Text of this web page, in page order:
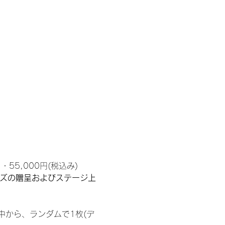
・55,000円(税込み)
の贈呈およびステージ上
から、ランダムで1枚(デ